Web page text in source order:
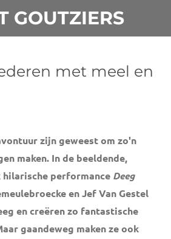
GOUTZIERS
met meel en
zijn geweest om zo'n
maken. In de beeldende,
hilarische performance Deeg
en Jef Van Gestel
en creëren zo fantastische
gaandeweg maken ze ook